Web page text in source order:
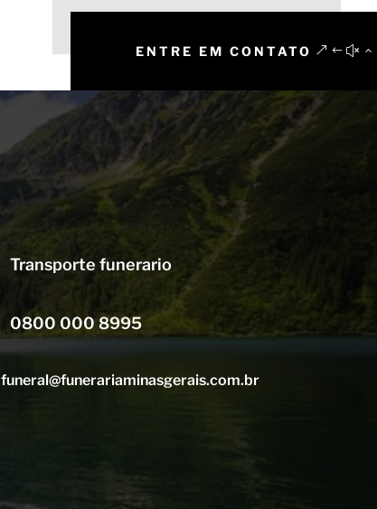
ENTRE EM CONTATO
Transporte funerario
0800 000 8995
funeral@funerariaminasgerais.com.br